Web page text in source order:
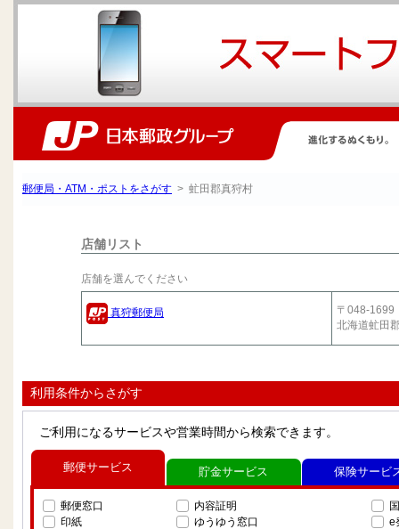
郵便局・ATM・ポストをさがす > 虻田郡真狩村
店舗リスト
店舗を選んでください
真狩郵便局
〒048-1699
北海道虻田
利用条件からさがす
ご利用になるサービスや営業時間から検索できます。
郵便サービス
郵便窓口
印紙
内容証明
ゆうゆう窓口
e
貯金サービス 保険サービ